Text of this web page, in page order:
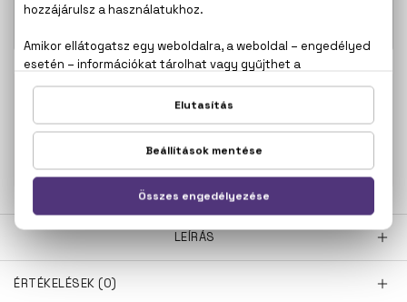
Good Girl Eau De Parfum Szett 80+10
100% eredeti termékek,
14 napos visszaküldési
LEÍRÁS
ÉRTÉKELÉSEK (0)